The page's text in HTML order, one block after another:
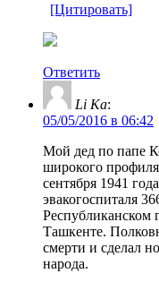
[Цитировать]
Ответить
Li Ka:
05/05/2016 в 06:42
Мой дед по папе
широкого
сентября 1941
эвакогоспиталя
Республиканском
Ташкенте.
смерти и сделал
народа.